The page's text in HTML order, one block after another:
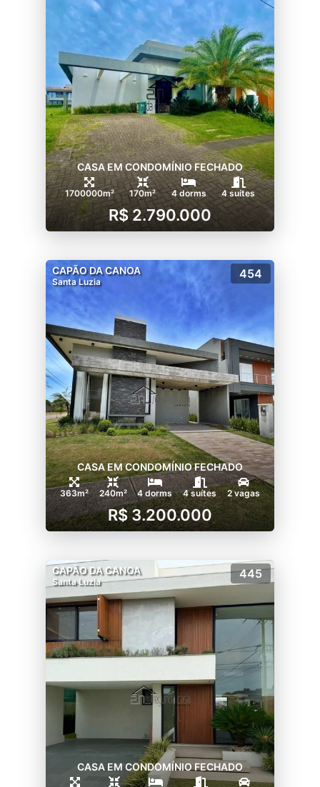
CASA EM CONDOMÍNIO FECHADO
1700000m² 170m² 4 dorms 4 suítes
R$ 2.790.000
CAPÃO DA CANOA
Santa Luzia
454
CASA EM CONDOMÍNIO FECHADO
363m² 240m² 4 dorms 4 suítes 2 vagas
R$ 3.200.000
CAPÃO DA CANOA
Santa Luzia
445
CASA EM CONDOMÍNIO FECHADO